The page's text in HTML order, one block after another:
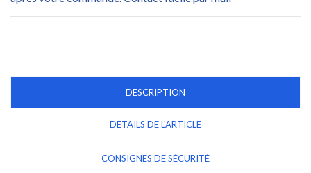
DESCRIPTION
DÉTAILS DE L'ARTICLE
CONSIGNES DE SÉCURITÉ